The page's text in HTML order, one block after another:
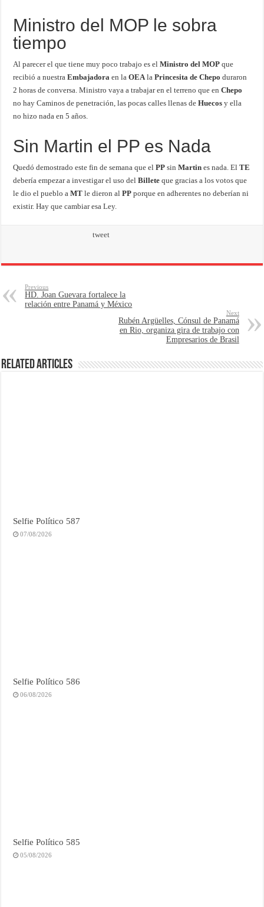
Ministro del MOP le sobra
tiempo
Al parecer el que tiene muy poco trabajo es el Ministro del MOP que
recibió a nuestraEmbajadora en laOEA laPrincesita de Chepo duraron
2 horas de conversa. Ministro vaya a trabajar en el terreno que enChepo
no hay Caminos de penetración, las pocas calles llenas deHuecos y ella
no hizo nada en 5 años.
Sin Martin el PP es Nada
Quedó demostrado este fin de semana que elPP sinMartin es nada. ElTE
debería empezar a investigar el uso delBillete que gracias a los votos que
le dio el pueblo aMT le dieron alPP porque en adherentes no deberían ni
existir. Hay que cambiar esa Ley.
tweet
Previous
HD. Joan Guevara fortalece la
relación entre Panamá y México
Next
Rubén Argüelles, Cónsul de Panamá
en Rio, organiza gira de trabajo con
Empresarios de Brasil
Related Articles
Selfie Político 587
07/08/2026
Selfie Político 586
06/08/2026
Selfie Político 585
05/08/2026